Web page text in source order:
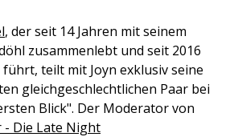
, der seit 14 Jahren mit seinem
zusammenlebt und seit 2016
teilt mit Joyn exklusiv seine
gleichgeschlechtlichen Paar bei
Blick". Der Moderator von
Die Late Night